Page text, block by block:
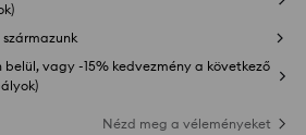
belül, vagy -15% kedvezmény a következő
Nézd meg a véleményeket